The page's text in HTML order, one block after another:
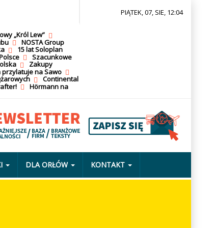
„Król Lew”
NOSTA Group
15 lat Soloplan
Szacunkowe
Zakupy
przylatuje na Sawo
Continental
Hörmann na
PIĄTEK, 07, SIE, 12:04
DLA ORŁÓW KONTAKT